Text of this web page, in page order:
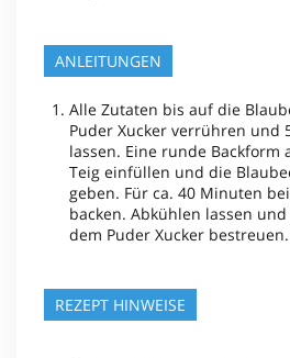
ANLEITUNGEN
Alle Zutaten bis auf die
Puder Xucker verrühren und
lassen. Eine runde Backform
Teig einfüllen und die
geben. Für ca. 40 Minuten
backen. Abkühlen lassen
dem Puder Xucker
REZEPT HINWEISE